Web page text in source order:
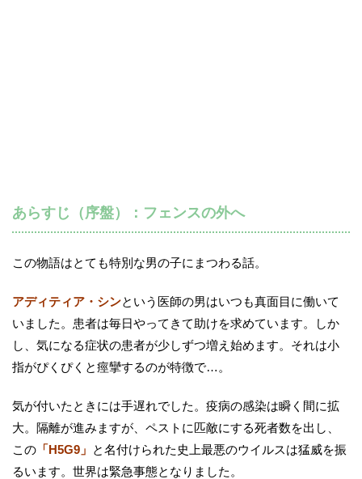
あらすじ（序盤）：フェンスの外へ
この物語はとても特別な男の子にまつわる話。
アディティア・シンという医師の男はいつも真面目に働いて
いました。患者は毎日やってきて助けを求めています。しか
し、気になる症状の患者が少しずつ増え始めます。それは小
指がぴくぴくと痙攣するのが特徴で…。
気が付いたときには手遅れでした。疫病の感染は瞬く間に拡
大。隔離が進みますが、ペストに匹敵にする死者数を出し、
この 「H5G9」 と名付けられた史上最悪のウイルスは猛威を振
るいます。世界は緊急事態となりました。